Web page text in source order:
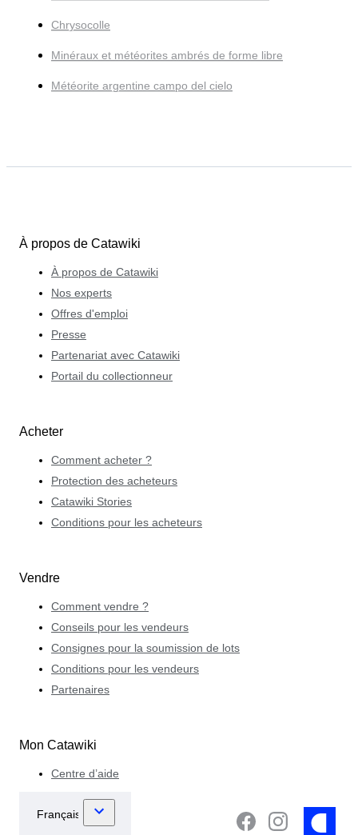
Chrysocolle
Minéraux et météorites ambrés de forme libre
Météorite argentine campo del cielo
À propos de Catawiki
À propos de Catawiki
Nos experts
Offres d'emploi
Presse
Partenariat avec Catawiki
Portail du collectionneur
Acheter
Comment acheter ?
Protection des acheteurs
Catawiki Stories
Conditions pour les acheteurs
Vendre
Comment vendre ?
Conseils pour les vendeurs
Consignes pour la soumission de lots
Conditions pour les vendeurs
Partenaires
Mon Catawiki
Centre d’aide